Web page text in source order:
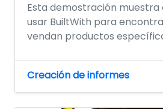
Esta demostración muestra
usar BuiltWith para
vendan productos
Creación de informes